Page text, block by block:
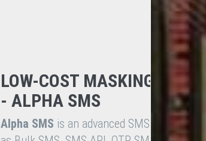
LOW-COST MASKING/
- ALPHA SMS
Alpha SMS is an advanced SMS service